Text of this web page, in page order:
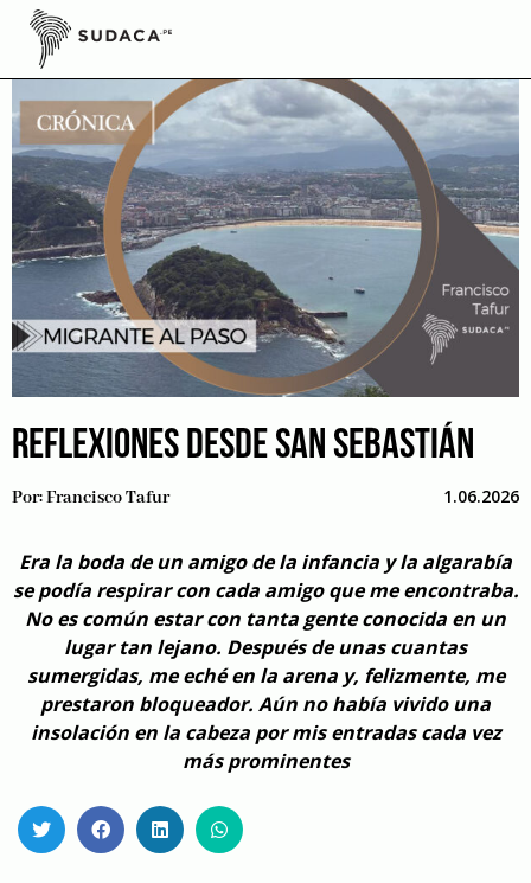
Skip
content
REFLEXIONES DESDE SAN SEBASTIÁN
Por:Francisco Tafur 1.06.2026
Era la boda de un amigo de la infancia y la algarabía
se podía respirar con cada amigo que me encontraba.
No es común estar con tanta gente conocida en un
lugar tan lejano. Después de unas cuantas
sumergidas, me eché en la arena y, felizmente, me
prestaron bloqueador. Aún no había vivido una
insolación en la cabeza por mis entradas cada vez
más prominentes